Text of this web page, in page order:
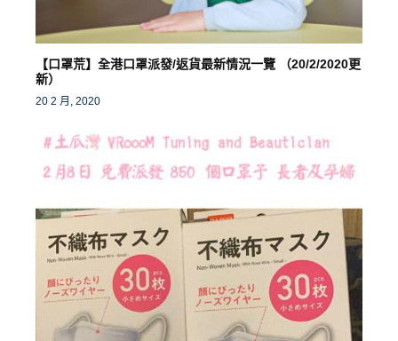
【口罩荒】全港口罩派發/返貨最新情況一覽 （20/2/2020更
新）
20 2 月, 2020